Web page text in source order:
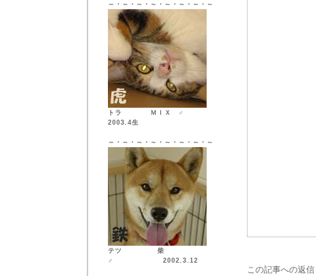
～・～・～・～・～・～・～・～
トラ ＭＩＸ ♂
2003.4生
～・～・～・～・～・～・～・～
テツ 柴
♂ 2002.3.12
この記事への返信